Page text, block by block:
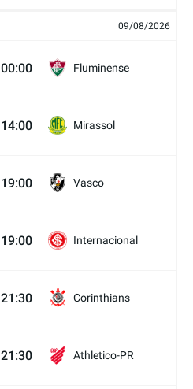
09/08/2026
00:00 Fluminense
14:00 Mirassol
19:00 Vasco
19:00 Internacional
21:30 Corinthians
21:30 Athletico-PR